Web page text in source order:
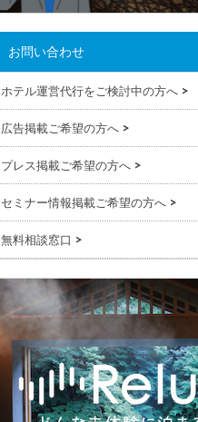
お問い合わせ
ホテル運営代行をご検討中の方へ >
広告掲載ご希望の方へ >
プレス掲載ご希望の方へ >
セミナー情報掲載ご希望の方へ >
無料相談窓口 >